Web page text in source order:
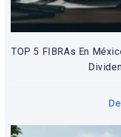
TOP 5 FIBRAs En